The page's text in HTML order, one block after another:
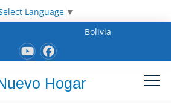
Language ▼
Bolivia
Hogar